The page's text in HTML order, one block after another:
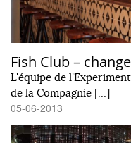
Fish Club –
L'équipe de
de la Compagnie […]
05-06-2013